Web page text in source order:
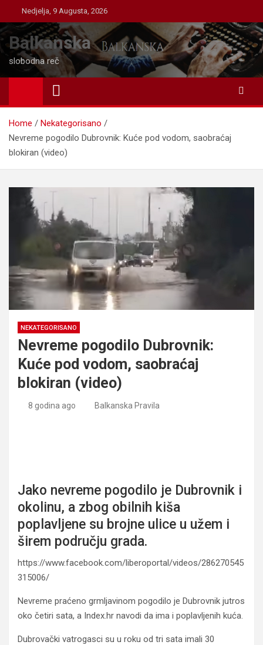
to
content
Nedjelja, 9 Augusta, 2026
Balkanska
slobodna reč
Home
Nekategorisano
Nevreme pogodilo Dubrovnik: Kuće pod vodom, saobraćaj
blokiran (video)
NEKATEGORISANO
Nevreme pogodilo Dubrovnik:
Kuće pod vodom, saobraćaj
blokiran (video)
8 godina ago Balkanska Pravila
Jako nevreme pogodilo je Dubrovnik i
okolinu, a zbog obilnih kiša
poplavljene su brojne ulice u užem i
širem području grada.
https://www.facebook.com/liberoportal/videos/286270545
315006/
Nevreme praćeno grmljavinom pogodilo je Dubrovnik jutros
oko četiri sata, a Index.hr navodi da ima i poplavljenih kuća.
Dubrovački vatrogasci su u roku od tri sata imali 30